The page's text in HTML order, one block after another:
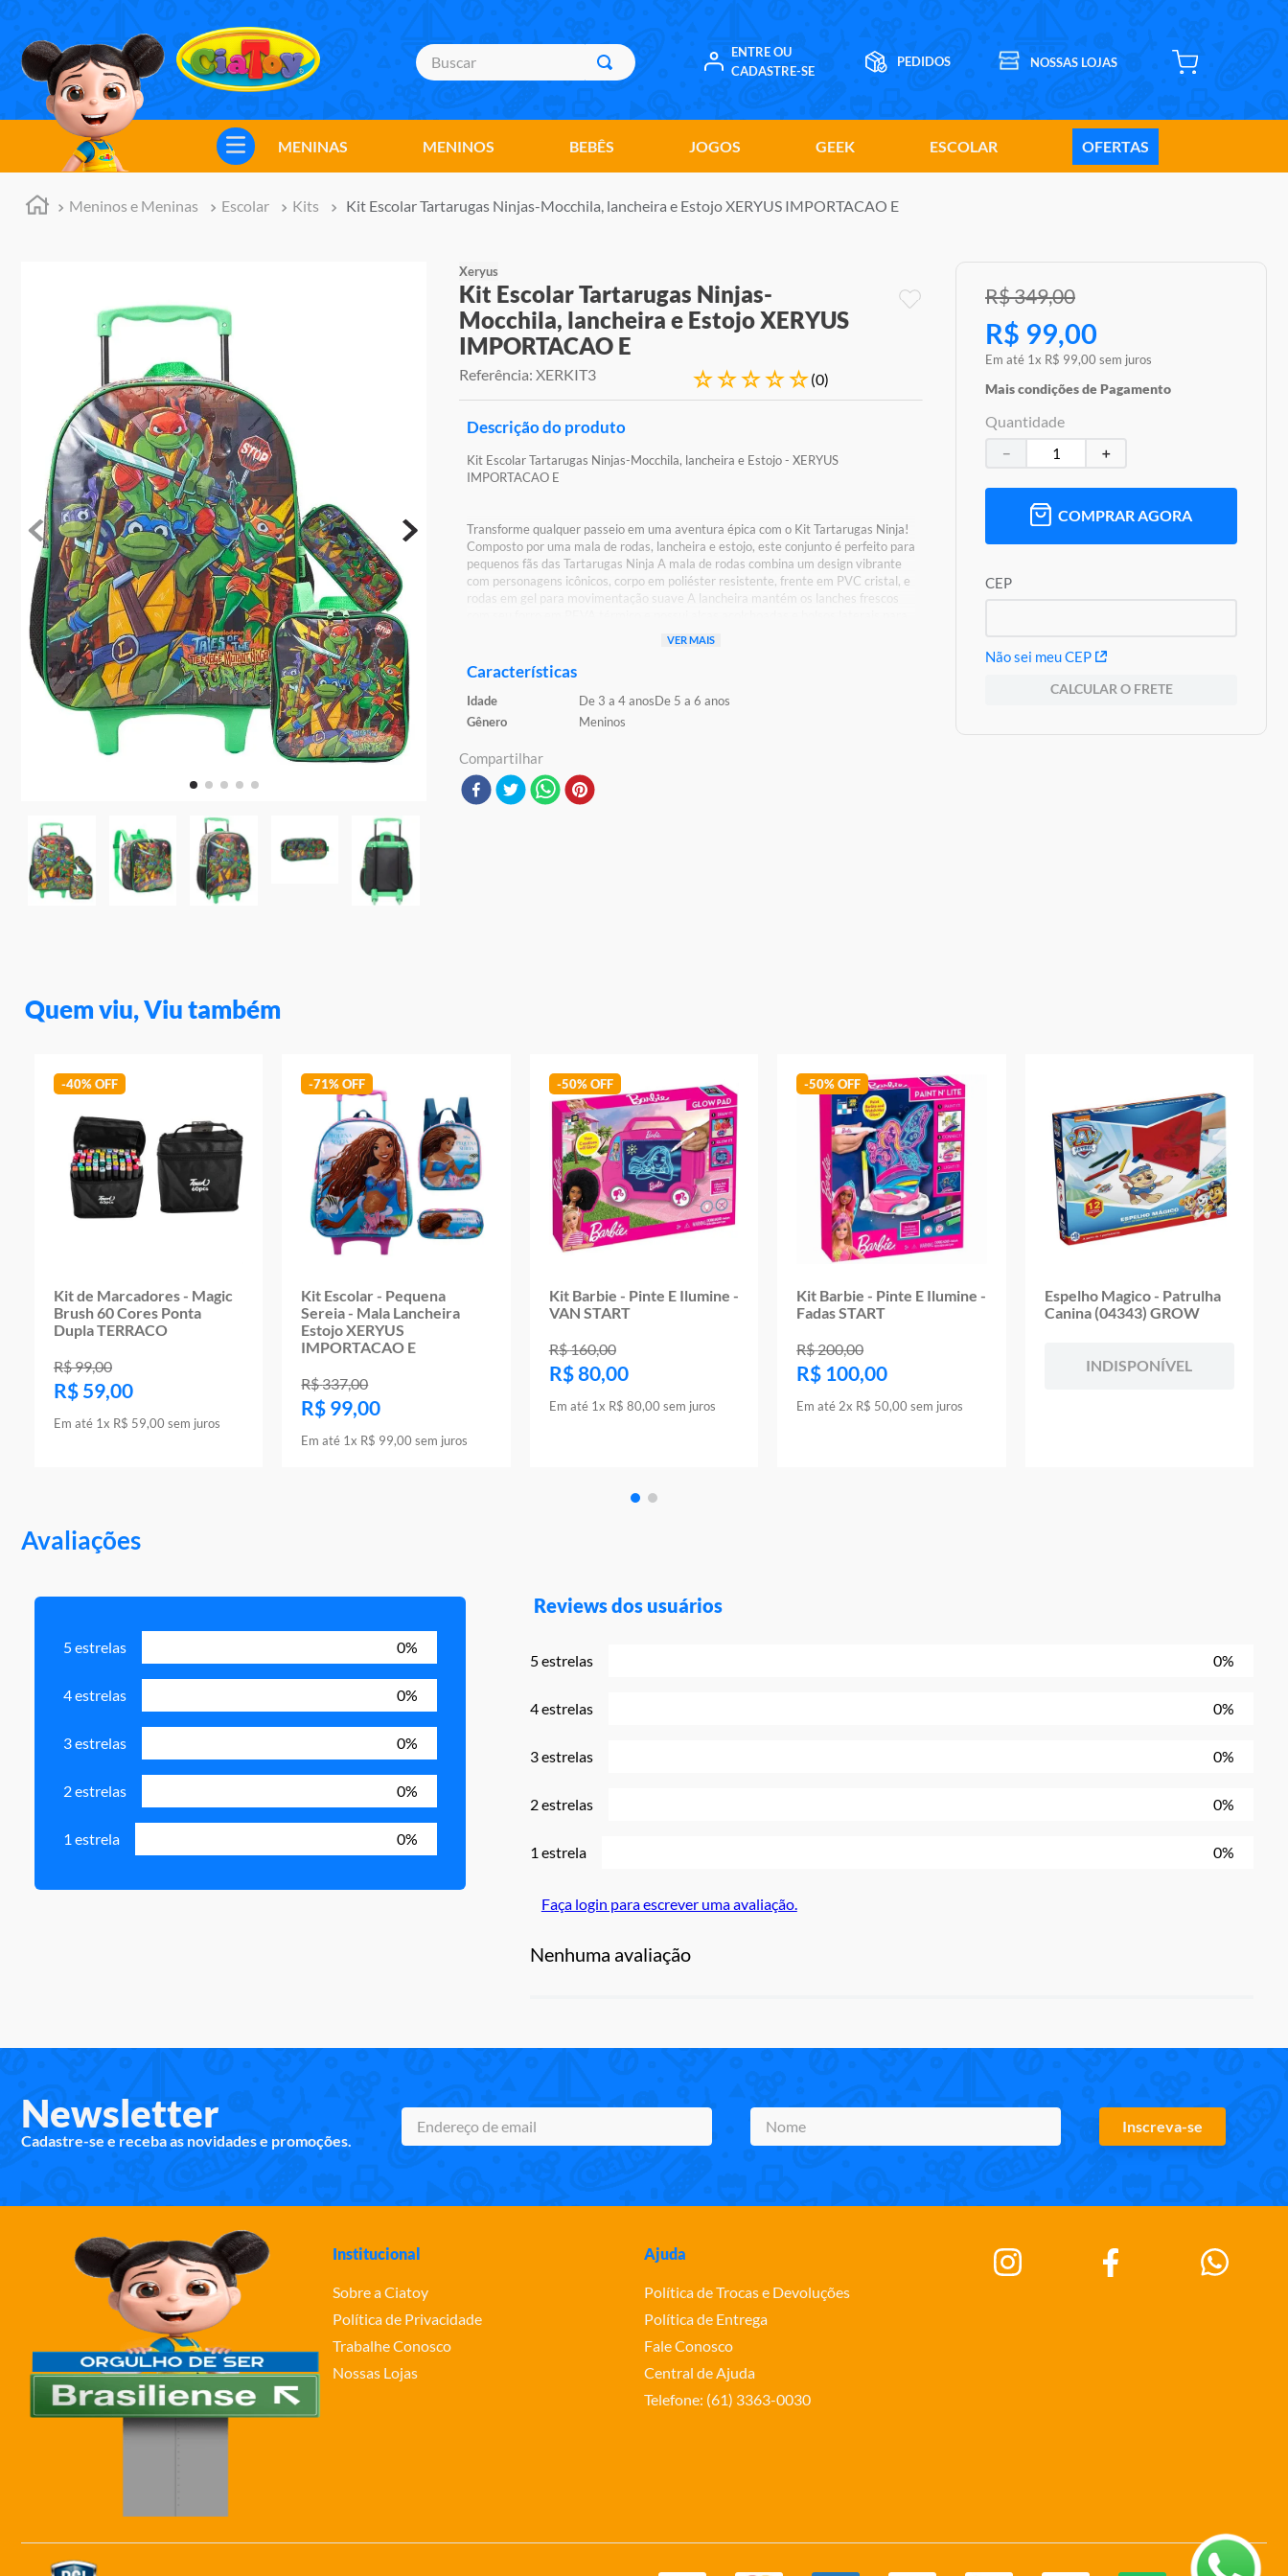
Buscar
ENTRE OU
CADASTRE-SE
MENINAS MENINOS BEBÊS JOGOS GEEK ESCOLAR OFERTAS
Meninos e Meninas Escolar Kits Kit Escolar Tartarugas Ninjas-Mocchila, lancheira e Estojo XERYUS IMPORTACAO E
Xeryus
Kit Escolar Tartarugas Ninjas-
Mocchila, lancheira e Estojo XERYUS
IMPORTACAO E
Referência: XERKIT3 ☆☆☆☆☆(0)
Descrição do produto
Kit Escolar Tartarugas Ninjas-Mocchila, lancheira e Estojo - XERYUS
IMPORTACAO E
Transforme qualquer passeio em uma aventura épica com o Kit Tartarugas Ninja!
Composto por uma mala de rodas, lancheira e estojo, este conjunto é perfeito para
pequenos fãs das Tartarugas Ninja A mala de rodas combina um design vibrante
com personagens icônicos, corpo em poliéster resistente, frente em PVC cristal, e
rodas em gel para movimentação suave A lancheira mantém os lanches frescos
Certificação: Certificado Pelos Órgãos Autorizados - OCP`S(Organismos De
Certificação De Produtos)
Características:
Conteúdo da Embalagem: 01 Mochila, 01 Estojo e 01 Lancheira
Material/Composição: Poliéster
Ref: KIT3
VER MAIS
Características
Idade De 3 a 4 anosDe 5 a 6 anos
Gênero
Meninos
Compartilhar
R$349,00
R$ 99,00
Em até 1x R$ 99,00 sem juros
Mais condições de Pagamento
Quantidade
＋
－
COMPRAR AGORA
CEP
Não sei meu CEP
CALCULAR O FRETE
Quem viu, Viu também
-40%
Kit de Marcadores - Magic
Brush 60 Cores Ponta
Dupla TERRACO
R$99,00
R$ 59,00
Em até 1x R$ 59,00 sem juros
-71%
Kit Escolar - Pequena
Sereia - Mala Lancheira
Estojo XERYUS
IMPORTACAO E
R$337,00
R$ 99,00
Em até 1x R$ 99,00 sem juros
-50%
Kit Barbie - Pinte E Ilumine -
VAN START
R$160,00
R$80,00
Em até 1x R$ 80,00 sem juros
-50%
Kit Barbie - Pinte E Ilumine -
Fadas START
R$200,00
R$ 100,00
Em até 2x R$ 50,00 sem juros
Espelho Magico - Patrulha
Canina (04343) GROW
INDISPONÍVEL
Avaliações
5 estrelas 0%
4 estrelas 0%
3 estrelas 0%
2 estrelas 0%
1 estrela 0%
Reviews dos usuários
5 estrelas 0%
4 estrelas 0%
3 estrelas 0%
2 estrelas 0%
1 estrela 0%
Faça login para escrever uma avaliação.
Nenhuma avaliação
Newsletter
Cadastre-se e receba as novidades e promoções.
Inscreva-se
Institucional
Sobre a Ciatoy
Política de Privacidade
Trabalhe Conosco
Nossas Lojas
Ajuda
Política de Trocas e Devoluções
Política de Entrega
Fale Conosco
Central de Ajuda
Telefone: (61) 3363-0030
TERMOS MAIS BUSCADOS
meninos
marvel legends
barbie
rainbow high